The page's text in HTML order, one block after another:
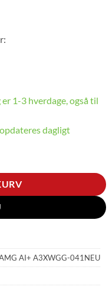
er 1-3 hverdage, også til
dagligt
5070 | Ryzen AI 9 |
AI+ A3XWGG-041NEU